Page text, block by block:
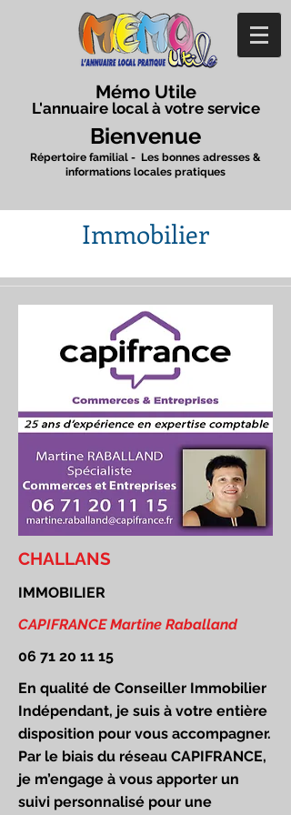
Mémo Utile
L'annuaire local à votre service
Bienvenue
Répertoire familial - Les bonnes adresses &
informations locales pratiques
Immobilier
CHALLANS
IMMOBILIER
CAPIFRANCE Martine Raballand
06 71 20 11 15
En qualité de Conseiller Immobilier
Indépendant, je suis à votre entière
disposition pour vous accompagner.
Par le biais du réseau CAPIFRANCE,
je m’engage à vous apporter un
suivi personnalisé pour une